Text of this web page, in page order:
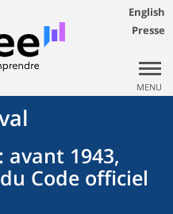
English
Presse
MENU
: avant 1943,
Code officiel